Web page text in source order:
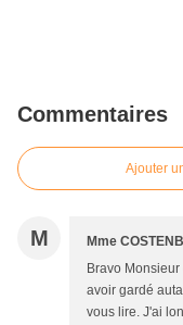
Commentaires
Ajouter
M Mme
Bravo
avoir gardé
vous lire. J'ai